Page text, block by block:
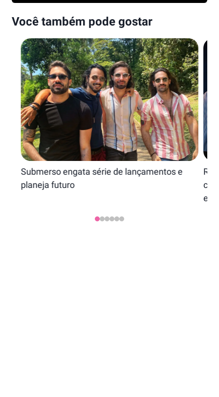
Você também pode gostar
Submerso engata série de lançamentos e
planeja futuro
em